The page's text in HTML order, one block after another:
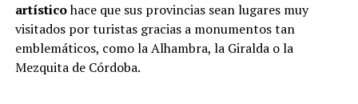
artísticohace que sus provincias sean lugares muy
visitados por turistas gracias a monumentos tan
emblemáticos, como la Alhambra, la Giralda o la
Mezquita de Córdoba.